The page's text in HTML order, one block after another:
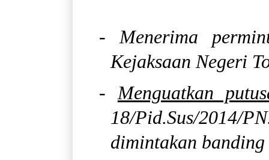
- Menerima
Kejaksaan Negeri
-Menguatkan
18/Pid.Sus/
dimintakan